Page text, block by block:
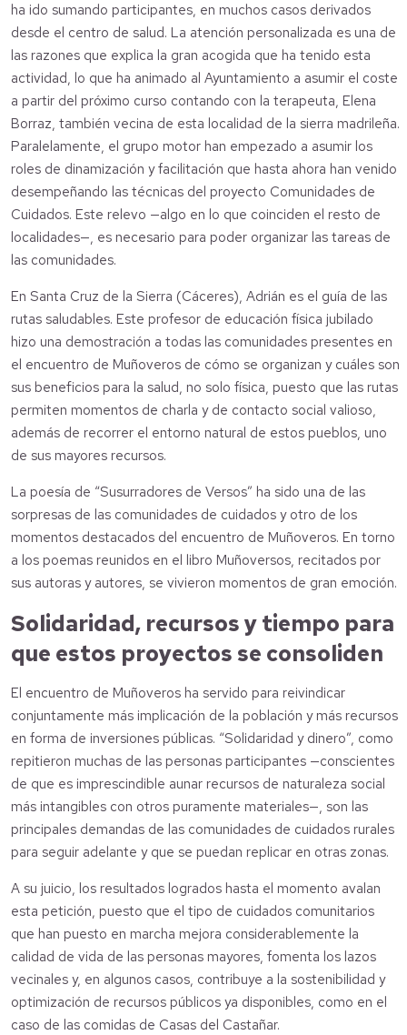
ha ido sumando participantes, en muchos casos derivados
desde el centro de salud. La atención personalizada es una de
las razones que explica la gran acogida que ha tenido esta
actividad, lo que ha animado al Ayuntamiento a asumir el coste
a partir del próximo curso contando con la terapeuta, Elena
Borraz, también vecina de esta localidad de la sierra madrileña.
Paralelamente, el grupo motor han empezado a asumir los
roles de dinamización y facilitación que hasta ahora han venido
desempeñando las técnicas del proyecto Comunidades de
Cuidados. Este relevo —algo en lo que coinciden el resto de
localidades—, es necesario para poder organizar las tareas de
las comunidades.
En Santa Cruz de la Sierra (Cáceres), Adrián es el guía de las
rutas saludables. Este profesor de educación física jubilado
hizo una demostración a todas las comunidades presentes en
el encuentro de Muñoveros de cómo se organizan y cuáles son
sus beneficios para la salud, no solo física, puesto que las rutas
permiten momentos de charla y de contacto social valioso,
además de recorrer el entorno natural de estos pueblos, uno
de sus mayores recursos.
La poesía de “Susurradores de Versos” ha sido una de las
sorpresas de las comunidades de cuidados y otro de los
momentos destacados del encuentro de Muñoveros. En torno
a los poemas reunidos en el libro Muñoversos, recitados por
sus autoras y autores, se vivieron momentos de gran emoción.
Solidaridad, recursos y tiempo para
que estos proyectos se consoliden
El encuentro de Muñoveros ha servido para reivindicar
conjuntamente más implicación de la población y más recursos
en forma de inversiones públicas. “Solidaridad y dinero”, como
repitieron muchas de las personas participantes —conscientes
de que es imprescindible aunar recursos de naturaleza social
más intangibles con otros puramente materiales—, son las
principales demandas de las comunidades de cuidados rurales
para seguir adelante y que se puedan replicar en otras zonas.
A su juicio, los resultados logrados hasta el momento avalan
esta petición, puesto que el tipo de cuidados comunitarios
que han puesto en marcha mejora considerablemente la
calidad de vida de las personas mayores, fomenta los lazos
vecinales y, en algunos casos, contribuye a la sostenibilidad y
optimización de recursos públicos ya disponibles, como en el
caso de las comidas de Casas del Castañar.